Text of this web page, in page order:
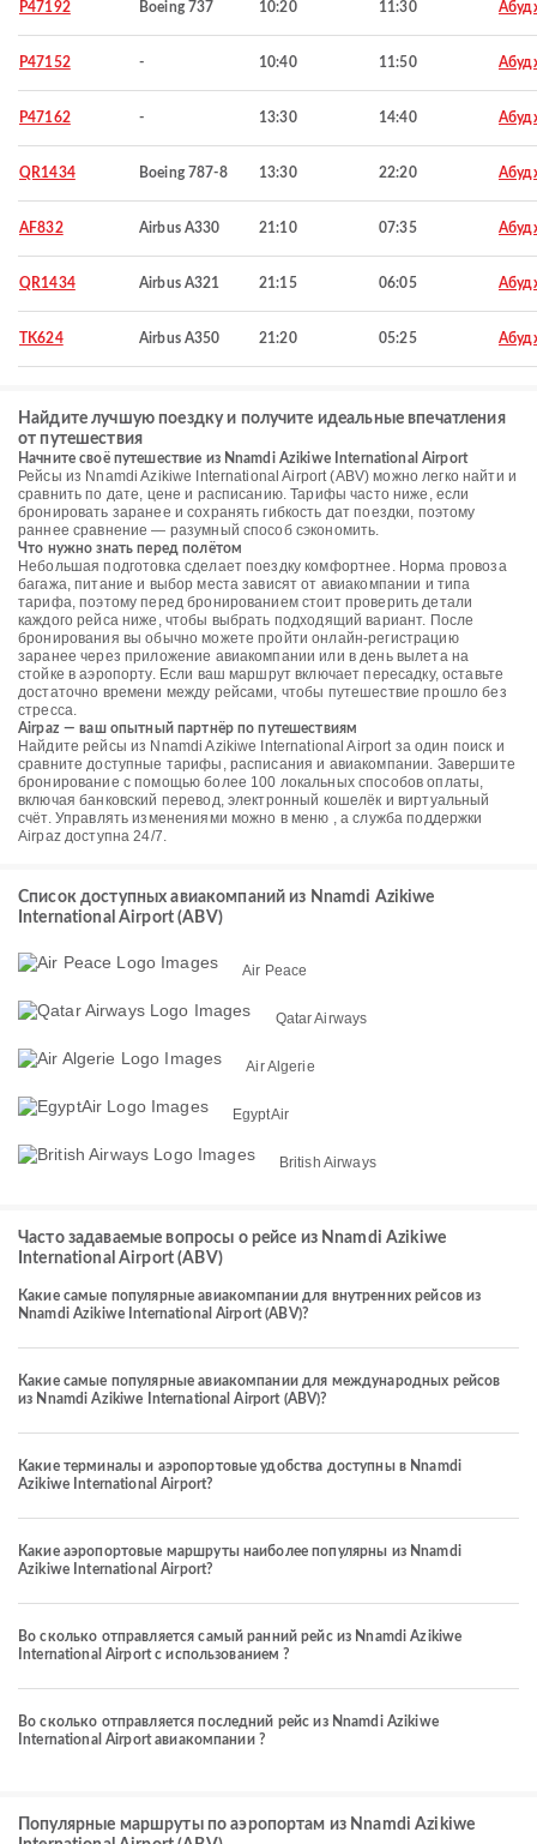
P47192 Boeing 737 10:20 11:30
P47152 - 10:40 11:50
P47162 - 13:30 14:40
QR1434 Boeing 787-8 13:30 22:20
AF832 Airbus A330 21:10 07:35
QR1434 Airbus A321 21:15 06:05
TK624 Airbus A350 21:20 05:25
Найдите лучшую поездку и получите идеальные впечатления
от путешествия
Начните своё путешествие из Nnamdi Azikiwe International Airport
Рейсы из Nnamdi Azikiwe International Airport (ABV) можно легко найти и
сравнить по дате, цене и расписанию. Тарифы часто ниже, если
бронировать заранее и сохранять гибкость дат поездки, поэтому
раннее сравнение — разумный способ сэкономить.
Что нужно знать перед полётом
Небольшая подготовка сделает поездку комфортнее. Норма провоза
багажа, питание и выбор места зависят от авиакомпании и типа
тарифа, поэтому перед бронированием стоит проверить детали
каждого рейса ниже, чтобы выбрать подходящий вариант. После
бронирования вы обычно можете пройти онлайн-регистрацию
заранее через приложение авиакомпании или в день вылета на
стойке в аэропорту. Если ваш маршрут включает пересадку, оставьте
достаточно времени между рейсами, чтобы путешествие прошло без
стресса.
Airpaz — ваш опытный партнёр по путешествиям
Найдите рейсы из Nnamdi Azikiwe International Airport за один поиск и
сравните доступные тарифы, расписания и авиакомпании. Завершите
бронирование с помощью более 100 локальных способов оплаты,
включая банковский перевод, электронный кошелёк и виртуальный
счёт. Управлять изменениями можно в меню , а служба поддержки
Airpaz доступна 24/7.
Список доступных авиакомпаний из Nnamdi Azikiwe
International Airport (ABV)
Air Peace
Qatar Airways
Air Algerie
EgyptAir
British Airways
Часто задаваемые вопросы о рейсе из Nnamdi Azikiwe
International Airport (ABV)
Какие самые популярные авиакомпании для внутренних рейсов из
Nnamdi Azikiwe International Airport (ABV)?
Какие самые популярные авиакомпании для международных рейсов
из Nnamdi Azikiwe International Airport (ABV)?
Какие терминалы и аэропортовые удобства доступны в Nnamdi
Azikiwe International Airport?
Какие аэропортовые маршруты наиболее популярны из Nnamdi
Azikiwe International Airport?
Во сколько отправляется самый ранний рейс из Nnamdi Azikiwe
International Airport с использованием ?
Во сколько отправляется последний рейс из Nnamdi Azikiwe
International Airport авиакомпании ?
Популярные маршруты по аэропортам из Nnamdi Azikiwe